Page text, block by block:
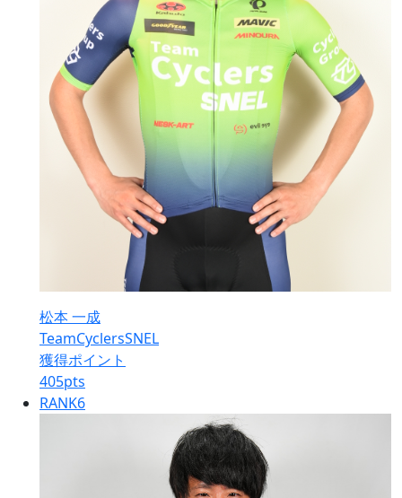
松本 一成
TeamCyclersSNEL
獲得ポイント
405pts
RANK6